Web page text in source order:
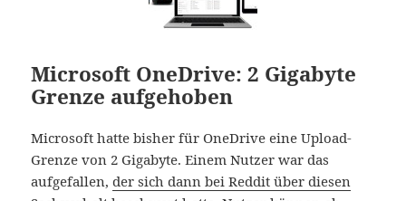
Microsoft OneDrive: 2 Gigabyte
Grenze aufgehoben
Microsoft hatte bisher für OneDrive eine Upload-
Grenze von 2 Gigabyte. Einem Nutzer war das
aufgefallen,der sich dann bei Reddit über diesen